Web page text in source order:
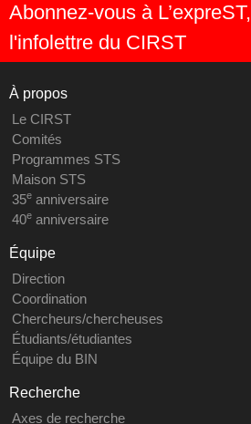
Abonnez-vous à L’expreST,
l'infolettre du CIRST
À propos
Le CIRST
Comités
Programmes STS
Maison STS
35eanniversaire
40eanniversaire
Équipe
Direction
Coordination
Chercheurs/chercheuses
Étudiants/étudiantes
Équipe du BIN
Recherche
Axes de recherche